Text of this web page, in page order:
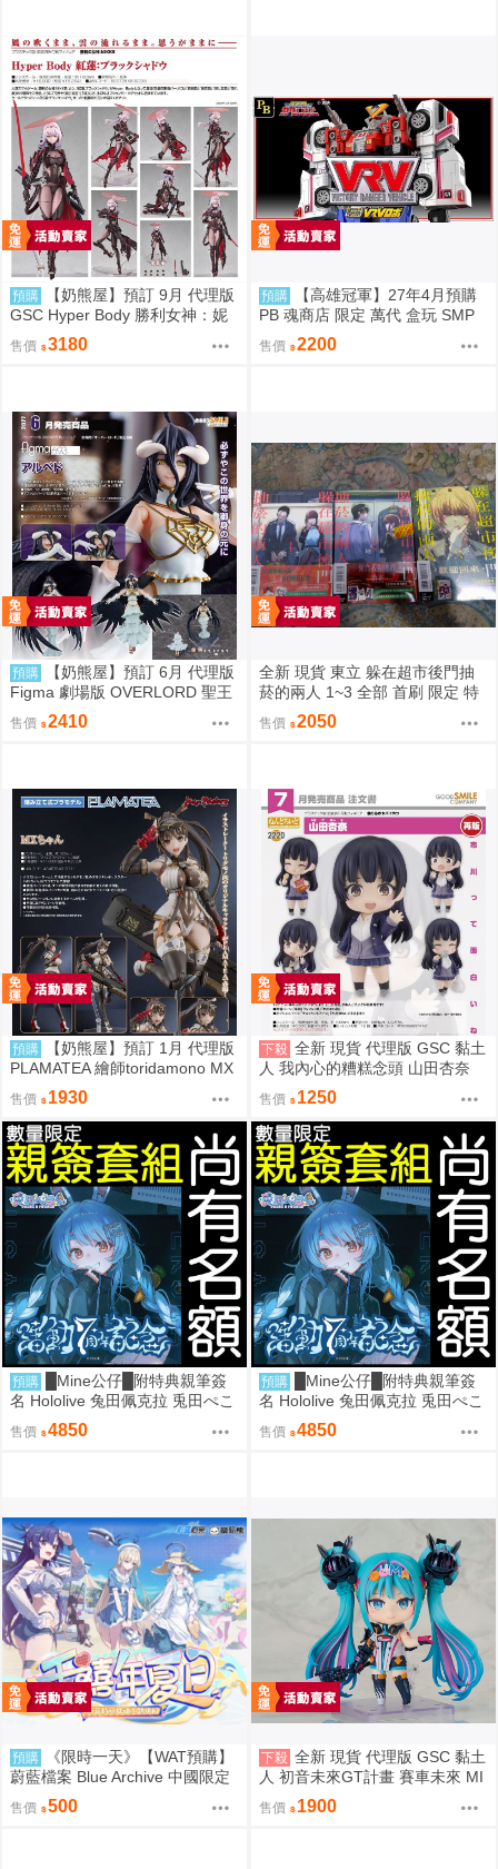
預購
【奶熊屋】預訂 9月 代理版
GSC Hyper Body 勝利女神：妮
姬 紅蓮：暗影 0916
售價 3180
預購
【高雄冠軍】27年4月預購
PB 魂商店 限定 萬代 盒玩 SMP
激走戰隊 激走合體 VRV機器人
免訂金
售價 2200
預購
【奶熊屋】預訂 6月 代理版
Figma 劇場版 OVERLORD 聖王
國篇 雅兒貝德 0916
售價 2410
全新 現貨 東立 躲在超市後門抽
菸的兩人 1~3 全部 首刷 限定 特
裝 地主 佐佐木 山田 田山 1到3集
售價 2050
預購
【奶熊屋】預訂 1月 代理版
PLAMATEA 繪師toridamono MX
醬 組裝模型 0905
售價 1930
下殺 全新 現貨 代理版 GSC 黏土
人 我內心的糟糕念頭 山田杏奈
售價 1250
預購
█Mine公仔█附特典親筆簽
名 Hololive 兔田佩克拉 兎田ぺこ
ら 活動7周年記念 七週年紀念套
組直筆親簽外套T恤
售價 4850
預購
█Mine公仔█附特典親筆簽
名 Hololive 兔田佩克拉 兎田ぺこ
ら 活動7周年記念 七週年紀念套
組直筆親簽外套T恤
售價 4850
預購
《限時一天》【WAT預購】
蔚藍檔案 Blue Archive 中國限定
官方正版 千年夏日主題快閃店 優
香 乃愛 小雪 莉央 季 研討會 壓克
售價 500
下殺 全新 現貨 代理版 GSC 黏土
人 初音未來GT計畫 賽車未來 MI
KU 2026Ver 賽車
售價 1900